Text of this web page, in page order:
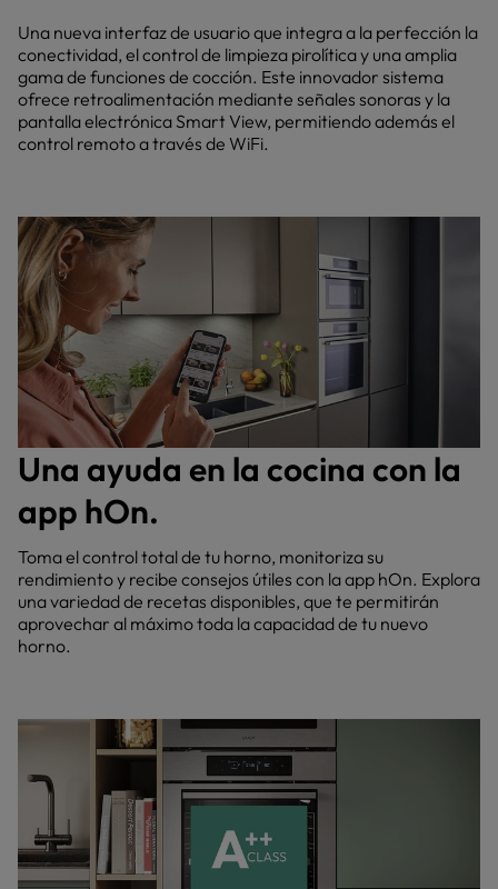
Una nueva interfaz de usuario que integra a la perfección la
conectividad, el control de limpieza pirolítica y una amplia
gama de funciones de cocción. Este innovador sistema
ofrece retroalimentación mediante señales sonoras y la
pantalla electrónica Smart View, permitiendo además el
control remoto a través de WiFi.
Una ayuda en la cocina con la
app hOn.
Toma el control total de tu horno, monitoriza su
rendimiento y recibe consejos útiles con la app hOn. Explora
una variedad de recetas disponibles, que te permitirán
aprovechar al máximo toda la capacidad de tu nuevo
horno.